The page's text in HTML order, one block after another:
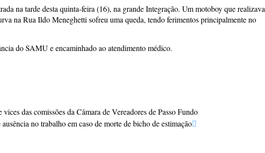
na tarde desta quinta-feira (16), na grande Integração. Um motoboy que realizava
na Rua Ildo Meneghetti sofreu uma queda, tendo ferimentos principalmente no
do SAMU e encaminhado ao atendimento médico.
das comissões da Câmara de Vereadores de Passo Fundo
no trabalho em caso de morte de bicho de estimação